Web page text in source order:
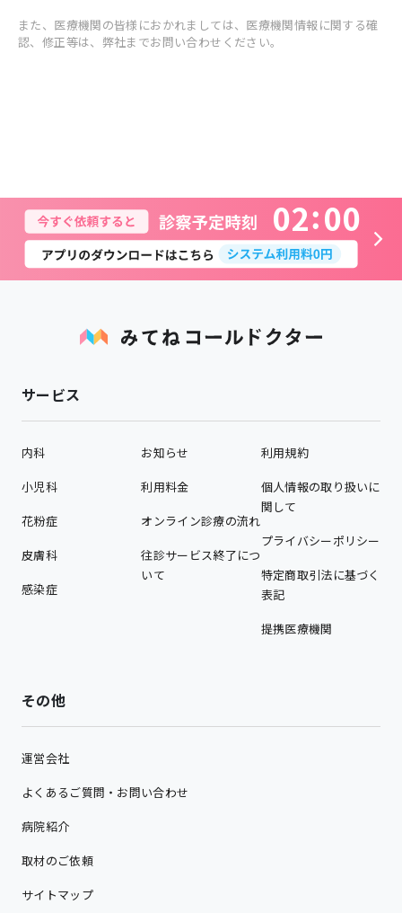
また、医療機関の皆様におかれましては、医療機関情報に関する確
認、修正等は、弊社までお問い合わせください。
02 00
サービス
内科
小児科
花粉症
皮膚科
感染症
お知らせ
利用料金
オンライン診療の流れ
往診サービス終了につ
いて
利用規約
個人情報の取り扱いに
関して
プライバシーポリシー
特定商取引法に基づく
表記
提携医療機関
その他
運営会社
よくあるご質問・お問い合わせ
病院紹介
取材のご依頼
サイトマップ